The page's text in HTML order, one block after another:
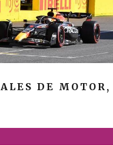
DE MOTOR,